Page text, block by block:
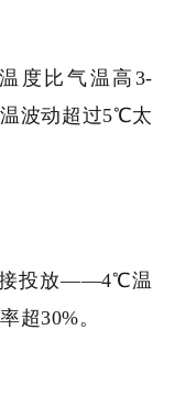
度比气温高3-
波动超过5℃太
接投放——4℃温
超30%。